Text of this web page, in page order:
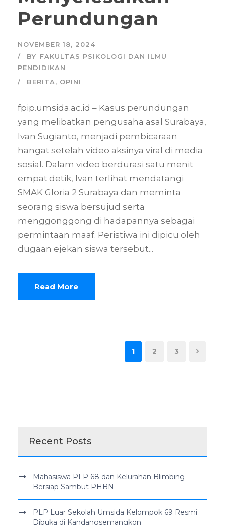
Perundungan
NOVEMBER 18, 2024
BY FAKULTAS PSIKOLOGI DAN ILMU
PENDIDIKAN
BERITA, OPINI
fpip.umsida.ac.id – Kasus perundungan
yang melibatkan pengusaha asal Surabaya,
Ivan Sugianto, menjadi pembicaraan
hangat setelah video aksinya viral di media
sosial. Dalam video berdurasi satu menit
empat detik, Ivan terlihat mendatangi
SMAK Gloria 2 Surabaya dan meminta
seorang siswa bersujud serta
menggonggong di hadapannya sebagai
permintaan maaf. Peristiwa ini dipicu oleh
dugaan ejekan siswa tersebut...
Read More
1 2 3
Recent Posts
Mahasiswa PLP 68 dan Kelurahan Blimbing
Bersiap Sambut PHBN
PLP Luar Sekolah Umsida Kelompok 69 Resmi
Dibuka di Kandangsemangkon